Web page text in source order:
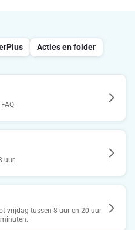
Acties en folder
uur
vrijdag tussen 8 uur en 20 uur.